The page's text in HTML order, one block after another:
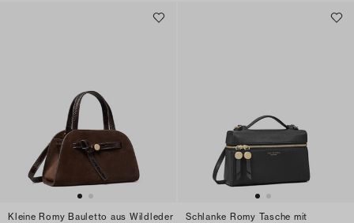
Kleine Romy Bauletto aus Wildleder
Schlanke Romy Tasche mit